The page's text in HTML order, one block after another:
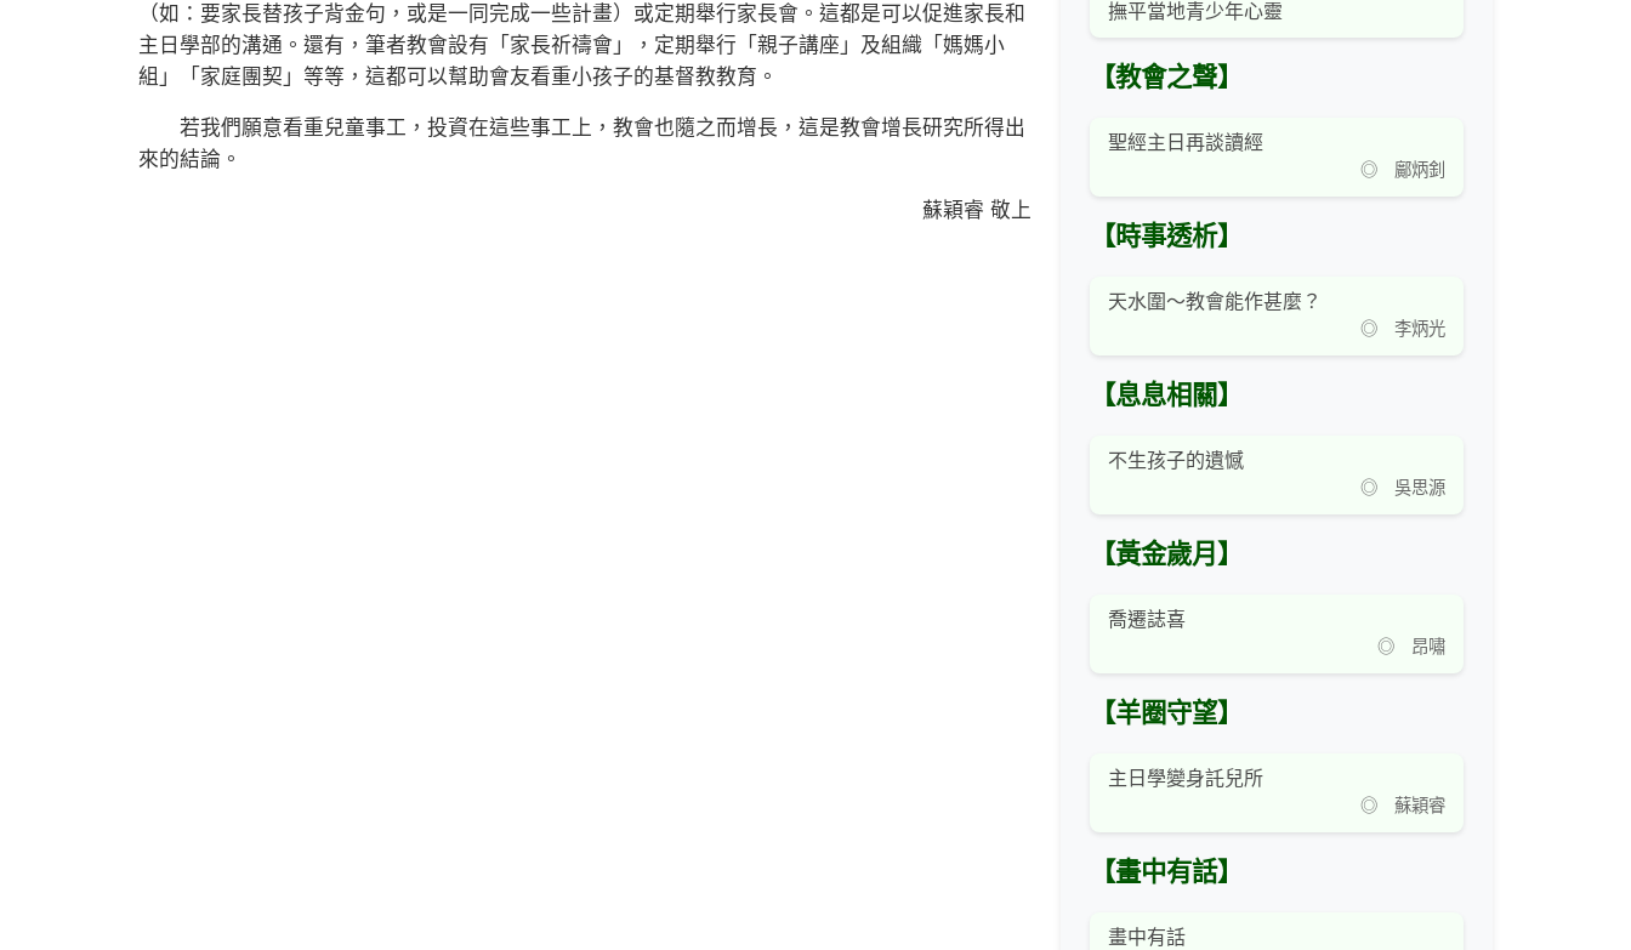
（如：要家長替孩子背金句，或是一同完成一些計畫）或定期舉行家長會。這都是可以促進家長和
主日學部的溝通。還有，筆者教會設有「家長祈禱會」，定期舉行「親子講座」及組織「媽媽小
組」「家庭團契」等等，這都可以幫助會友看重小孩子的基督教教育。
若我們願意看重兒童事工，投資在這些事工上，教會也隨之而增長，這是教會增長研究所得出
來的結論。
蘇穎睿 敬上
撫平當地青少年心靈
【教會之聲】
聖經主日再談讀經
◎ 鄺炳釗
【時事透析】
天水圍～教會能作甚麼？
◎ 李炳光
【息息相關】
不生孩子的遺憾
◎ 吳思源
【黃金歲月】
喬遷誌喜
◎ 昂嘯
【羊圈守望】
主日學變身託兒所
◎ 蘇穎睿
【畫中有話】
畫中有話